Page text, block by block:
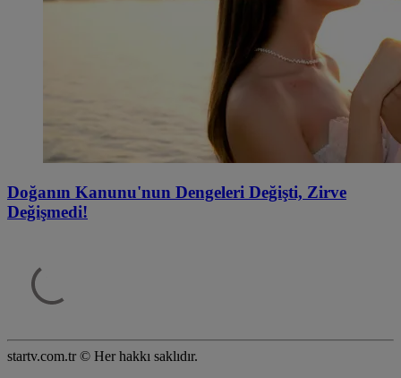
Doğanın Kanunu'nun Dengeleri Değişti, Zirve
Değişmedi!
startv.com.tr © Her hakkı saklıdır.